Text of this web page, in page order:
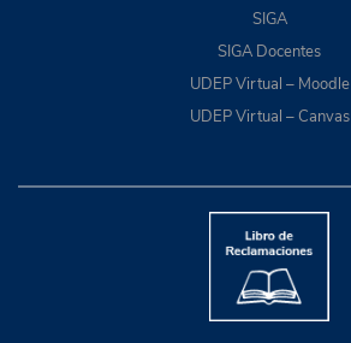
SIGA
SIGA Docentes
UDEP Virtual – Moodle
UDEP Virtual – Canvas